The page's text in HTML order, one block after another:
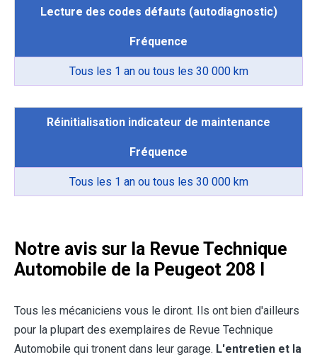
Lecture des codes défauts (autodiagnostic)
Fréquence
Tous les 1 an ou tous les 30 000 km
Réinitialisation indicateur de maintenance
Fréquence
Tous les 1 an ou tous les 30 000 km
Notre avis sur la Revue Technique
Automobile de la Peugeot 208 I
Tous les mécaniciens vous le diront. Ils ont bien d'ailleurs
pour la plupart des exemplaires de Revue Technique
Automobile qui tronent dans leur garage. L'entretien et la